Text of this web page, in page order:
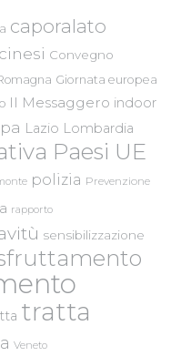
caporalato
cinesi Convegno
Giornata europea
Il Messaggero indoor
Lazio Lombardia
Paesi UE
polizia Prevenzione
rapporto
sensibilizzazione
tratta
Veneto